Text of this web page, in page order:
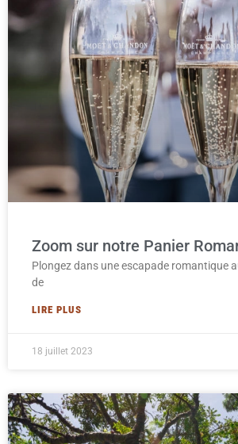
Zoom sur notre Panier
Plongez dans une escapade romantique
de
LIRE PLUS
18 juillet 2023